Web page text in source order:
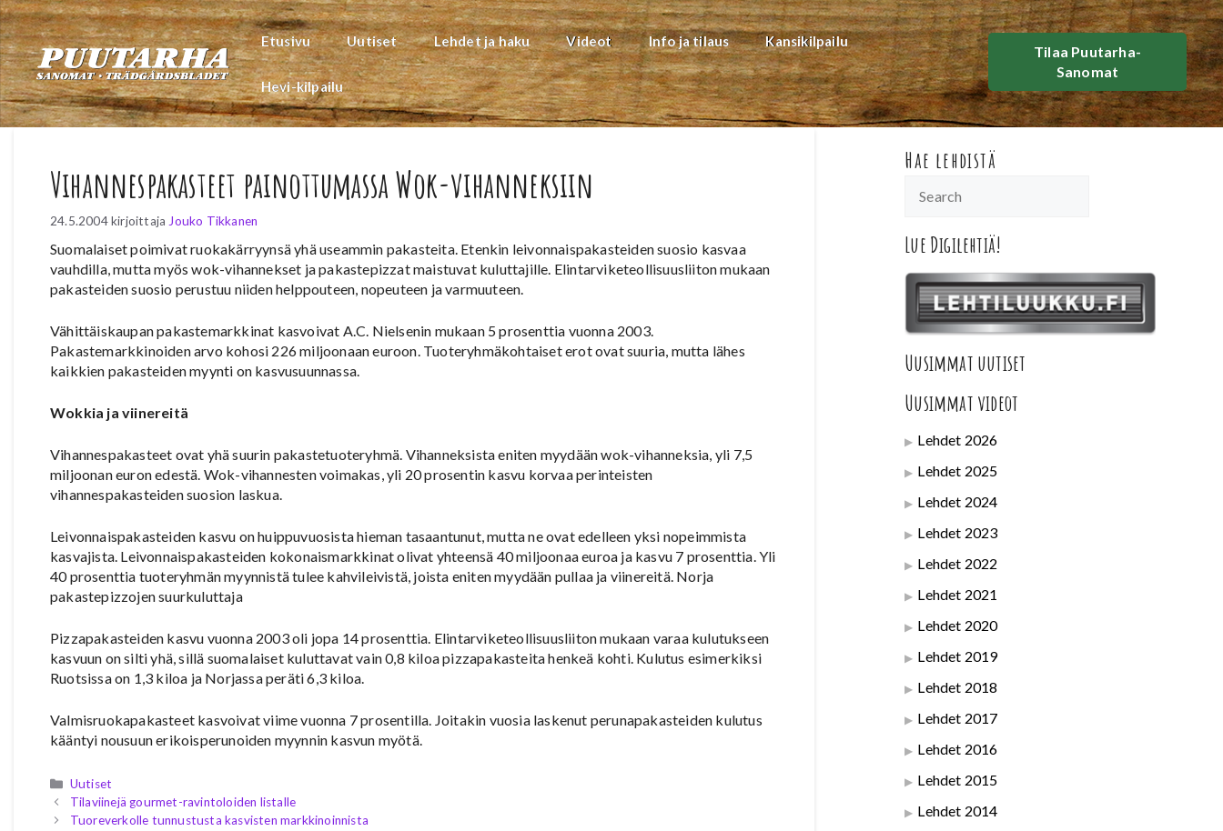
Siirry
sisältöön
Etusivu Uutiset Lehdet ja haku Videot Info ja tilaus Kansikilpailu
Hevi-kilpailu
Tilaa Puutarha-
Sanomat
Vihannespakasteet painottumassa Wok-vihanneksiin
24.5.2004 kirjoittaja Jouko Tikkanen
Suomalaiset poimivat ruokakärryynsä yhä useammin pakasteita. Etenkin leivonnaispakasteiden suosio kasvaa
vauhdilla, mutta myös wok-vihannekset ja pakastepizzat maistuvat kuluttajille. Elintarviketeollisuusliiton mukaan
pakasteiden suosio perustuu niiden helppouteen, nopeuteen ja varmuuteen.
Vähittäiskaupan pakastemarkkinat kasvoivat A.C. Nielsenin mukaan 5 prosenttia vuonna 2003.
Pakastemarkkinoiden arvo kohosi 226 miljoonaan euroon. Tuoteryhmäkohtaiset erot ovat suuria, mutta lähes
kaikkien pakasteiden myynti on kasvusuunnassa.
Wokkia ja viinereitä
Vihannespakasteet ovat yhä suurin pakastetuoteryhmä. Vihanneksista eniten myydään wok-vihanneksia, yli 7,5
miljoonan euron edestä. Wok-vihannesten voimakas, yli 20 prosentin kasvu korvaa perinteisten
vihannespakasteiden suosion laskua.
Leivonnaispakasteiden kasvu on huippuvuosista hieman tasaantunut, mutta ne ovat edelleen yksi nopeimmista
kasvajista. Leivonnaispakasteiden kokonaismarkkinat olivat yhteensä 40 miljoonaa euroa ja kasvu 7 prosenttia. Yli
40 prosenttia tuoteryhmän myynnistä tulee kahvileivistä, joista eniten myydään pullaa ja viinereitä. Norja
pakastepizzojen suurkuluttaja
Pizzapakasteiden kasvu vuonna 2003 oli jopa 14 prosenttia. Elintarviketeollisuusliiton mukaan varaa kulutukseen
kasvuun on silti yhä, sillä suomalaiset kuluttavat vain 0,8 kiloa pizzapakasteita henkeä kohti. Kulutus esimerkiksi
Ruotsissa on 1,3 kiloa ja Norjassa peräti 6,3 kiloa.
Valmisruokapakasteet kasvoivat viime vuonna 7 prosentilla. Joitakin vuosia laskenut perunapakasteiden kulutus
kääntyi nousuun erikoisperunoiden myynnin kasvun myötä.
Kategoriat
Uutiset
Tilaviinejä gourmet-ravintoloiden listalle
Tuoreverkolle tunnustusta kasvisten markkinoinnista
Hae lehdistä
Lue Digilehtiä!
Uusimmat uutiset
Uusimmat videot
Lehdet 2026
Lehdet 2025
Lehdet 2024
Lehdet 2023
Lehdet 2022
Lehdet 2021
Lehdet 2020
Lehdet 2019
Lehdet 2018
Lehdet 2017
Lehdet 2016
Lehdet 2015
Lehdet 2014